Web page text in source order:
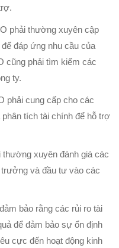
phải thường xuyên cập
đáp ứng nhu cầu của
cũng phải tìm kiếm các
ty.
phải cung cấp cho các
tích tài chính để hỗ trợ
xuyên đánh giá các
và đầu tư vào các
bảo rằng các rủi ro tài
để đảm bảo sự ổn định
cực đến hoạt động kinh